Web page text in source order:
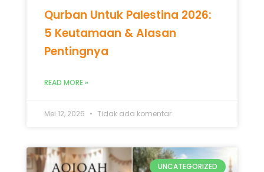
Qurban Untuk Palestina 2026:
5 Keutamaan & Alasan
Pentingnya
READ MORE »
Mei 12, 2026 Tidak ada komentar
UNCATEGORIZED